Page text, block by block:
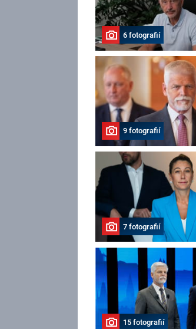
6 fotografií
9 fotografií
7 fotografií
15 fotografií